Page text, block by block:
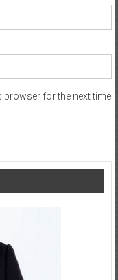
browser for the next time